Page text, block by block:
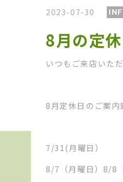
2023-07-30
8月の定
いつもご来店いた
8月定休日のご案内
7/31(月曜日）
8/7 （月曜日） 8/8